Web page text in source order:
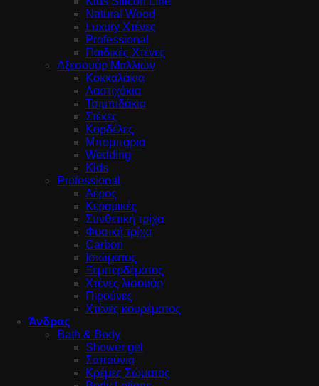
Natural Wood
Luxury Χτένες
Professional
Παιδικές Χτένες
Αξεσουάρ Μαλλιών
Κοκκαλάκια
Λαστιχάκια
Τσιμπιδάκια
Στέκες
Κορδέλες
Μπομπάρια
Wedding
Kids
Professional
Αέρος
Κεραμικές
Συνθετική τρίχα
Φυσική τρίχα
Carbon
Ισιώματος
Ξεμπερδέματος
Χτένες λισουάρ
Πιρούνες
Χτένες κουρέματος
Άνδρας
Bath & Body
Shower gel
Σαπούνια
Κρέμες Σώματος